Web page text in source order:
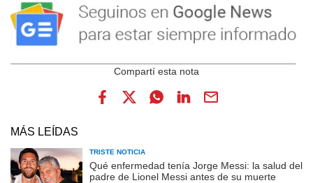
MÁS LEÍDAS
TRISTE NOTICIA
Qué enfermedad tenía Jorge Messi: la salud del
padre de Lionel Messi antes de su muerte